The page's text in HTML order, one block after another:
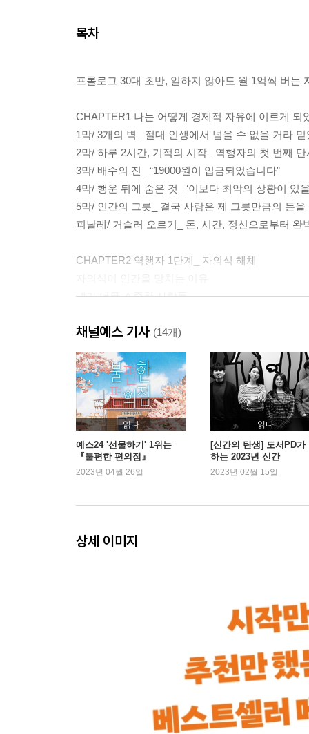
목차
프롤로그 30대 초반, 일하지 않아도 월 1억씩 버는
CHAPTER1 나는 어떻게 경제적 자유에 이르게 되
1막/ 3개의 벽_ 절대 인생에서 넘을 수 없을 거라 믿
2막/ 하루 2시간, 기적의 시작_ 역행자의 첫 번째 단
3막/ 배수의 진_ “19000원이 입금되었습니다”
4막/ 행운 뒤에 숨은 것_ ‘이보다 최악의 상황이 있
5막/ 인간의 그릇_ 결국 사람은 제 그릇만큼의 돈을
피날레/ 거슬러 오르기_ 돈, 시간, 정신으로부터 완
CHAPTER2 역행자 1단계_ 자의식 해체
내가 너무 소중한 사람들
인생을 허비하는 특별한 방법
CHAPTER3 역행자 2단계_ 정체성 만들기
내 머리를 포맷할 수만 있다면
정체성 소프트웨어를 설치하기
사람들은 자기 마음의 상처를 핥기에 여념이 없다
CHAPTER4 역행자 3단계_ 유전자 오작동
뇌는 어떻게 진화했을까
뇌 최적화 3단계_ 뇌를 증폭시키는 3가지 방법
CHAPTER6 역행자 5단계_ 역행자의 지식
확률 게임_ 역행자는 확률에만 베팅한다
타이탄의 도구_ 유전자에 각인된 장인 정신을 역행
채널예스 기사 (14개)
읽다
예스24 '선물하기' 1위는
『불편한 편의점』
2023년 04월 26일
읽다
[신간의 탄생] 도서PD가
하는 2023년 신간
2023년 02월 15일
상세 이미지